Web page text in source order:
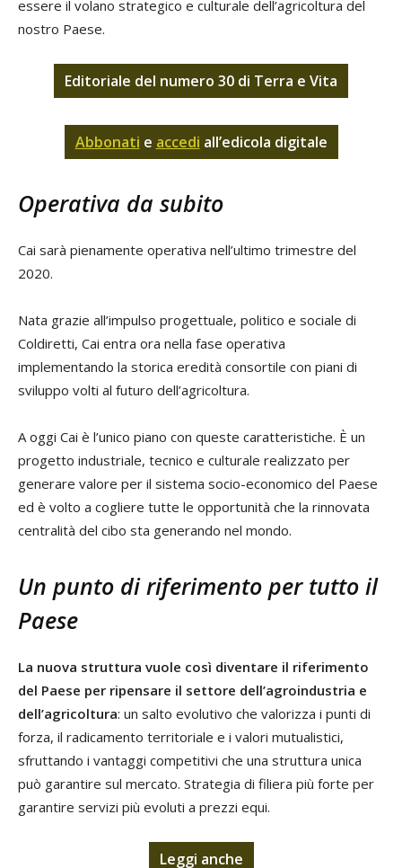
essere il volano strategico e culturale dell’agricoltura del
nostro Paese.
Editoriale del numero 30 di Terra e Vita
Abbonati e accedi all’edicola digitale
Operativa da subito
Cai sarà pienamente operativa nell’ultimo trimestre del
2020.
Nata grazie all’impulso progettuale, politico e sociale di
Coldiretti, Cai entra ora nella fase operativa
implementando la storica eredità consortile con piani di
sviluppo volti al futuro dell’agricoltura.
A oggi Cai è l’unico piano con queste caratteristiche. È un
progetto industriale, tecnico e culturale realizzato per
generare valore per il sistema socio-economico del Paese
ed è volto a cogliere tutte le opportunità che la rinnovata
centralità del cibo sta generando nel mondo.
Un punto di riferimento per tutto il
Paese
La nuova struttura vuole così diventare il riferimento
del Paese per ripensare il settore dell’agroindustria e
dell’agricoltura: un salto evolutivo che valorizza i punti di
forza, il radicamento territoriale e i valori mutualistici,
sfruttando i vantaggi competitivi che una struttura unica
può garantire sul mercato. Strategia di filiera più forte per
garantire servizi più evoluti a prezzi equi.
Leggi anche